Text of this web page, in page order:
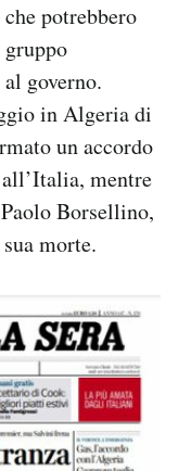
potrebbero
gruppo
governo.
in Algeria di
un accordo
mentre
Borsellino,
morte.